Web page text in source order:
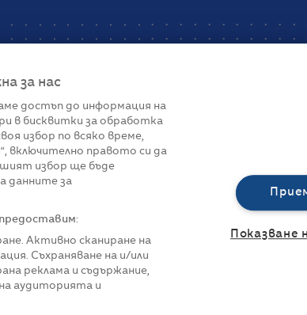
Реклама
За нас
Политика за
Управление на
за нас
достъп до информация на
в бисквитки за обработка
избор по всяко време,
включително правото си да
избор ще бъде
данните за
Активно сканиране на
Съхраняване на и/или
реклама и съдържание,
аудиторията и
Показване